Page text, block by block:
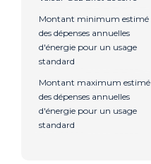
Montant minimum estimé
des dépenses annuelles
d'énergie pour un usage
standard
Montant maximum estimé
des dépenses annuelles
d'énergie pour un usage
standard